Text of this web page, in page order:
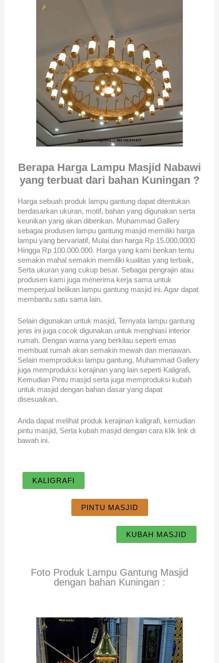
Berapa Harga Lampu Masjid Nabawi
yang terbuat dari bahan Kuningan ?
Harga sebuah produk lampu gantung dapat ditentukan
berdasarkan ukuran, motif, bahan yang digunakan serta
keunikan yang akan diberikan. Muhammad Gallery
sebagai produsen lampu gantung masjid memiliki harga
lampu yang bervariatif, Mulai dari harga Rp 15.000.0000
Hingga Rp 100.000.000. Harga yang kami berikan tentu
semakin mahal semakin memiliki kualitas yang terbaik,
Serta ukuran yang cukup besar. Sebagai pengrajin atau
produsen kami juga menerima kerja sama untuk
memperjual belikan lampu gantung masjid ini. Agar dapat
membantu satu sama lain.
Selain digunakan untuk masjid, Ternyata lampu gantung
jenis ini juga cocok digunakan untuk menghiasi interior
rumah. Dengan warna yang berkilau seperti emas
membuat rumah akan semakin mewah dan menawan.
Selain memproduksi lampu gantung, Muhammad Gallery
juga memproduksi kerajinan yang lain seperti Kaligrafi,
Kemudian Pintu masjid serta juga memproduksi kubah
untuk masjid dengan bahan dasar yang dapat
disesuaikan.
Anda dapat melihat produk kerajinan kaligrafi, kemudian
pintu masjid, Serta kubah masjid dengan cara klik link di
bawah ini.
KALIGRAFI
PINTU MASJID
KUBAH MASJID
Foto Produk Lampu Gantung Masjid
dengan bahan Kuningan :